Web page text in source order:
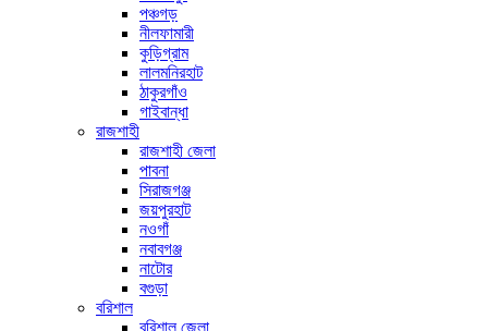
পঞ্চগড়
নীলফামারী
কুড়িগ্রাম
লালমনিরহাট
ঠাকুরগাঁও
গাইবান্ধা
রাজশাহী
রাজশাহী জেলা
পাবনা
সিরাজগঞ্জ
জয়পুরহাট
নওগাঁ
নবাবগঞ্জ
নাটোর
বগুড়া
বরিশাল
বরিশাল জেলা